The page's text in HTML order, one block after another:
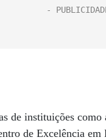
de instituições
de Excelência